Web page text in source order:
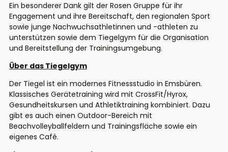
Ein besonderer Dank gilt der Rosen Gruppe für ihr
Engagement und ihre Bereitschaft, den regionalen Sport
sowie junge Nachwuchsathletinnen und -athleten zu
unterstützen sowie dem Tiegelgym für die Organisation
und Bereitstellung der Trainingsumgebung.
Über das Tiegelgym
Der Tiegel ist ein modernes Fitnessstudio in Emsbüren.
Klassisches Gerätetraining wird mit CrossFit/Hyrox,
Gesundheitskursen und Athletiktraining kombiniert. Dazu
gibt es auch einen Outdoor-Bereich mit
Beachvolleyballfeldern und Trainingsfläche sowie ein
eigenes Café.